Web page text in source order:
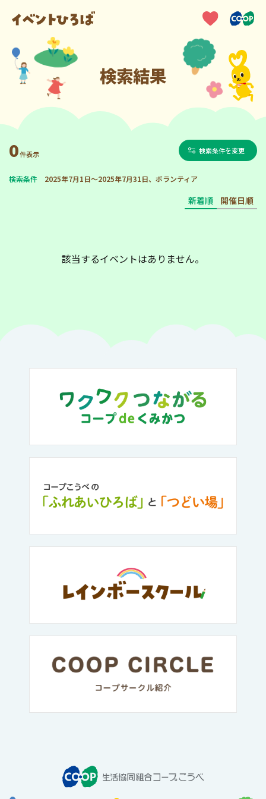
検索結果
0件表示 検索条件を変更
検索条件 2025年7月1日～2025年7月31日、ボランティア
新着順 開催日順
該当するイベントはありません。